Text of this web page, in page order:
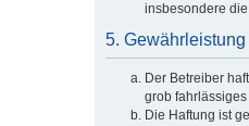
insbesondere
5. Gewährleistung
Der Betreiber
grob
Die Haftung ist